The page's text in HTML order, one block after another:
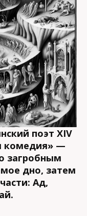
поэт XIV
комедия» —
загробным
дно, затем
Ад,